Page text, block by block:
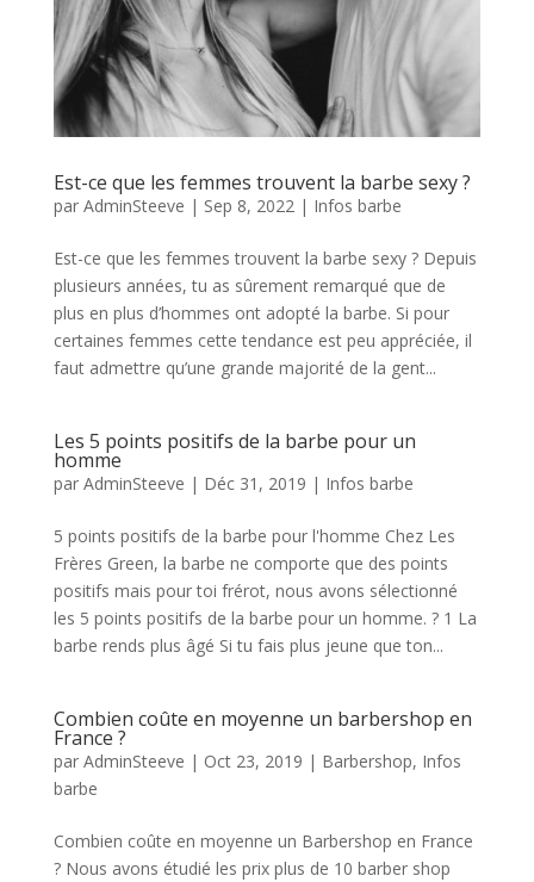
Est-ce que les femmes trouvent la barbe sexy ?
par AdminSteeve | Sep 8, 2022| Infos barbe
Est-ce que les femmes trouvent la barbe sexy ? Depuis
plusieurs années, tu as sûrement remarqué que de
plus en plus d’hommes ont adopté la barbe. Si pour
certaines femmes cette tendance est peu appréciée, il
faut admettre qu’une grande majorité de la gent...
Les 5 points positifs de la barbe pour un
homme
par AdminSteeve | Déc 31, 2019 | Infos barbe
5 points positifs de la barbe pour l'homme Chez Les
Frères Green, la barbe ne comporte que des points
positifs mais pour toi frérot, nous avons sélectionné
les 5 points positifs de la barbe pour un homme. ? 1 La
barbe rends plus âgé Si tu fais plus jeune que ton...
Combien coûte en moyenne un barbershop en
France ?
par AdminSteeve | Oct 23, 2019 | Barbershop, Infos
barbe
Combien coûte en moyenne un Barbershop en France
? Nous avons étudié les prix plus de 10 barber shop